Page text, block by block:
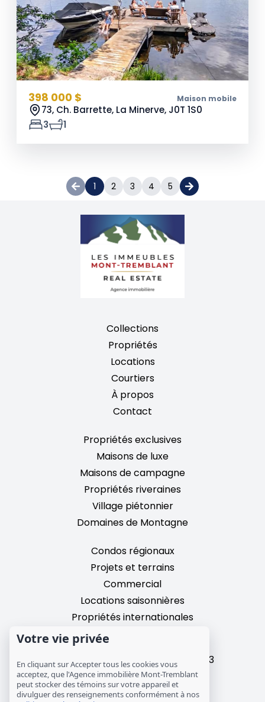
398 000 $ Maison mobile
73, Ch. Barrette, La Minerve, J0T 1S0
3
1
1 2 3 4 5
Collections
Propriétés
Locations
Courtiers
À propos
Contact
Propriétés exclusives
Maisons de luxe
Maisons de campagne
Propriétés riveraines
Village piétonnier
Domaines de Montagne
Condos régionaux
Projets et terrains
Commercial
Locations saisonnières
Propriétés internationales
2195, chemin du Village,
Mont-Tremblant, Quebec, J8E 3M3
T: 1 (819) 425-9324
info@mtre.ca
Votre vie privée
En cliquant sur Accepter tous les cookies vous
acceptez, que l'Agence immobilière Mont-Tremblant
peut stocker des témoins sur votre appareil et
divulguer des renseignements conformément à nos